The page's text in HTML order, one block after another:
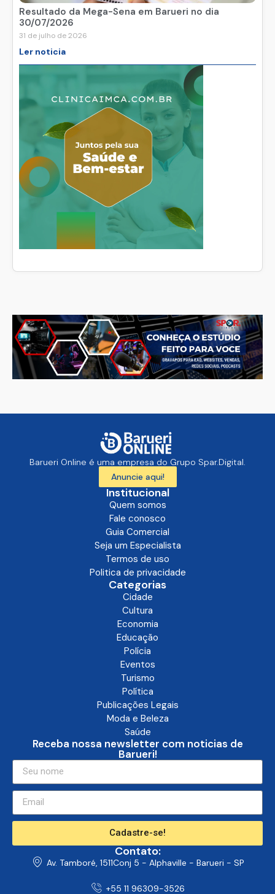
Resultado da Mega-Sena em Barueri no dia
30/07/2026
31 de julho de 2026
Ler noticia
Barueri Online é uma empresa do Grupo Spar.Digital.
Anuncie aqui!
Institucional
Quem somos
Fale conosco
Guia Comercial
Seja um Especialista
Termos de uso
Politica de privacidade
Categorias
Cidade
Cultura
Economia
Educação
Polícia
Eventos
Turismo
Política
Publicações Legais
Moda e Beleza
Saúde
Receba nossa newsletter com noticias de
Barueri!
Cadastre-se!
Contato:
Av. Tamboré, 1511Conj 5 - Alphaville - Barueri - SP
+55 11 96309-3526